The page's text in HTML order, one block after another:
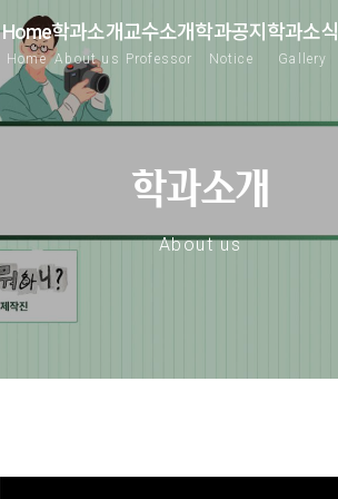
Home
Home
학과소개
About us
교수소개
Professor
학과공지
Notice
학과소식
Gallery
학과소개
About us